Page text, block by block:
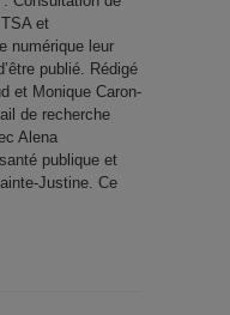
et
numérique leur
publié. Rédigé
et Monique Caron-
de recherche
Alena
publique et
Justine. Ce